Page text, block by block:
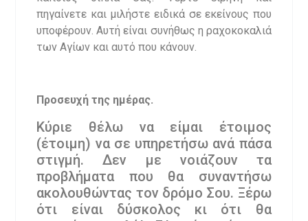
πηγαίνετε και μιλήστε ειδικά σε εκείνους που
υποφέρουν. Αυτή είναι συνήθως η ραχοκοκαλιά
των Αγίων και αυτό που κάνουν.
Προσευχή της ημέρας.
Κύριε θέλω να είμαι έτοιμος
(έτοιμη) να σε υπηρετήσω ανά πάσα
στιγμή. Δεν με νοιάζουν τα
προβλήματα που θα συναντήσω
ακολουθώντας τον δρόμο Σου. Ξέρω
ότι είναι δύσκολος κι ότι θα